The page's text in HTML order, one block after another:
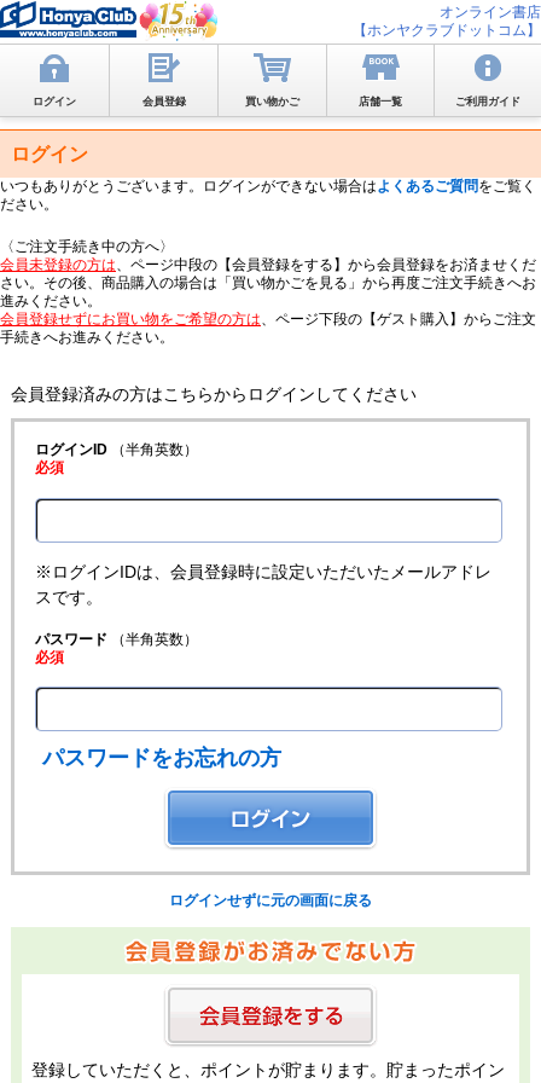
オンライン書店
【ホンヤクラブドットコム】
ログイン 会員登録 買い物かご 店舗一覧 ご利用ガイド
ログイン
いつもありがとうございます。ログインができない場合はよくあるご質問をご覧く
ださい。
〈ご注文手続き中の方へ〉
会員未登録の方は、ページ中段の【会員登録をする】から会員登録をお済ませくだ
さい。その後、商品購入の場合は「買い物かごを見る」から再度ご注文手続きへお
進みください。
会員登録せずにお買い物をご希望の方は、ページ下段の【ゲスト購入】からご注文
手続きへお進みください。
会員登録済みの方はこちらからログインしてください
ログインID（半角英数）
必須
※ログインIDは、会員登録時に設定いただいたメールアドレ
スです。
パスワード （半角英数）
必須
パスワードをお忘れの方
ログインせずに元の画面に戻る
登録していただくと、ポイントが貯まります。貯まったポイン